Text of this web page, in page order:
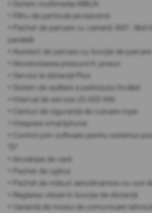
• Sistem multimedia MBUX
• Filtru de particule pe benzină
• Pachet de parcare cu cameră 360°, fără
paralelă
• Asistent de parcare cu funcție de parcare
• Monitorizarea presiunii în pneuri
• Servicii la distanță Plus
• Sistem de spălare a parbrizului încălzit
• Interval de service 25.000 KM
• Centuri de siguranță de culoare roșie
• Integrare smartphone
• Control prin software pentru sistemul
• Anvelope de vară
• Pachet de oglinzi
• Pachet de măsuri aerodinamice cu cod
• Reglarea vitezei în funcție de distanță
• Variantă de modul de comunicare